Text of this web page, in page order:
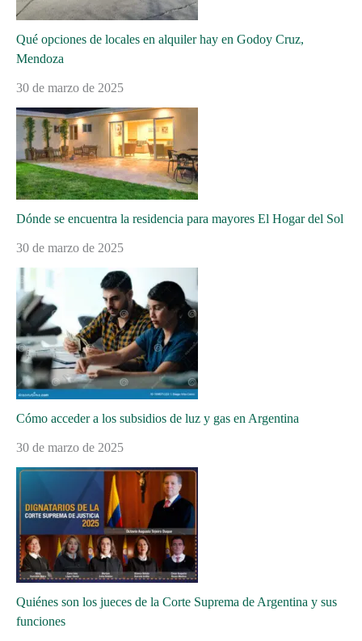
Qué opciones de locales en alquiler hay en Godoy Cruz,
Mendoza
30 de marzo de 2025
Dónde se encuentra la residencia para mayores El Hogar del Sol
30 de marzo de 2025
Cómo acceder a los subsidios de luz y gas en Argentina
30 de marzo de 2025
Quiénes son los jueces de la Corte Suprema de Argentina y sus
funciones